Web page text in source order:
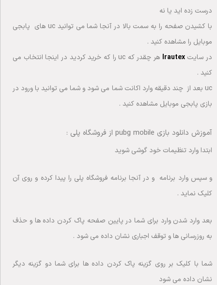
درست زده اید یا نه
با کشیدن صفحه را به سمت بالا در آنجا شما می توانید uc های پابجی
موبایل را مشاهده کنید .
در سایتIrautex
هر چقدر که uc را که خرید کردید در اینجا انتخاب می
کنید .
uc بعد از چند دقیقه وارد اکانت شما می شود و شما می توانید با ورود در
بازی پابجی موبایل مشاهده کنید .
آموزش دانلود بازی pubg mobile از فروشگاه پلی :
ابتدا وارد تنظیمات خود گوشی شوید
و سپس وارد برنامه و در آنجا برنامه فروشگاه پلی را پیدا کرده و روی آن
کلیک نماید .
بعد وارد شدن وارد برای شما در پایین صفحه پاک کردن داده ها و حذف
به روزرسانی ها و توقف اجباری نشان داده می شود .
شما با کلیک بر روی گزینه پاک کردن داده ها برای شما دو گزینه دیگر
نشان داده می شود